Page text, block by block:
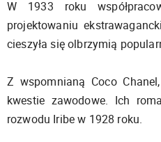
W 1933 roku
projektowaniu
cieszyła się olbrzymią
Z wspomnianą Coco
kwestie zawodowe. Ich
rozwodu Iribe w 1928 roku.